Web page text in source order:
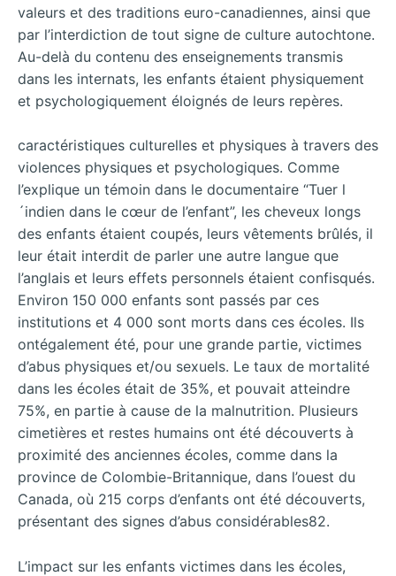
valeurs et des traditions euro-canadiennes, ainsi que
par l’interdiction de tout signe de culture autochtone.
Au-delà du contenu des enseignements transmis
dans les internats, les enfants étaient physiquement
et psychologiquement éloignés de leurs repères.
caractéristiques culturelles et physiques à travers des
violences physiques et psychologiques. Comme
l’explique un témoin dans le documentaire “Tuer l
´indien dans le cœur de l’enfant”, les cheveux longs
des enfants étaient coupés, leurs vêtements brûlés, il
leur était interdit de parler une autre langue que
l’anglais et leurs effets personnels étaient confisqués.
Environ 150 000 enfants sont passés par ces
institutions et 4 000 sont morts dans ces écoles. Ils
ontégalement été, pour une grande partie, victimes
d’abus physiques et/ou sexuels. Le taux de mortalité
dans les écoles était de 35%, et pouvait atteindre
75%, en partie à cause de la malnutrition. Plusieurs
cimetières et restes humains ont été découverts à
proximité des anciennes écoles, comme dans la
province de Colombie-Britannique, dans l’ouest du
Canada, où 215 corps d’enfants ont été découverts,
présentant des signes d’abus considérables82.
L’impact sur les enfants victimes dans les écoles,